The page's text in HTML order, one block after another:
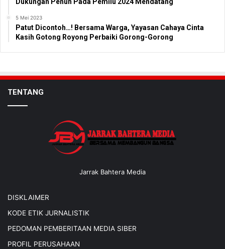
Dukungan Penuh Pada Pemilu 2024 Mendatang
5 Mei 2023
Patut Dicontoh…! Bersama Warga, Yayasan Cahaya Cinta
Kasih Gotong Royong Perbaiki Gorong-Gorong
TENTANG
Jarrak Bahtera Media
DISKLAIMER
KODE ETIK JURNALISTIK
PEDOMAN PEMBERITAAN MEDIA SIBER
PROFIL PERUSAHAAN